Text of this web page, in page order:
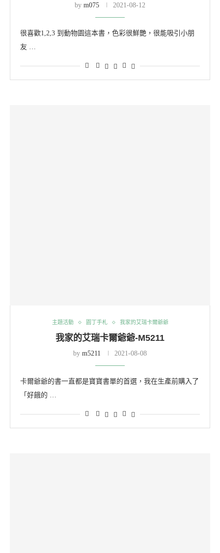
by m075 2021-08-12
很喜歡1,2,3 到動物園這本書，色彩很鮮艷，很能吸引小朋
友 …
主題活動 園丁手札 我家的艾瑞卡爾爺爺
我家的艾瑞卡爾爺爺-M5211
by m5211 2021-08-08
卡爾爺爺的書一直都是寶寶書單的首選，我在生產前購入了
「好餓的 …